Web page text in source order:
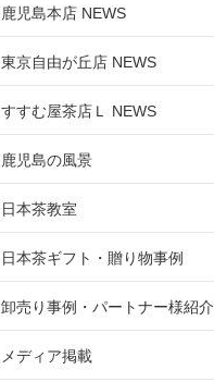
鹿児島本店 NEWS
東京自由が丘店 NEWS
すすむ屋茶店Ｌ NEWS
鹿児島の風景
日本茶教室
日本茶ギフト・贈り物事例
卸売り事例・パートナー様紹介
メディア掲載